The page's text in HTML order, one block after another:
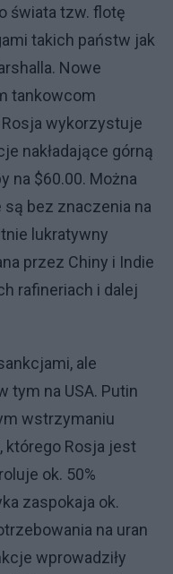
świata tzw. flotę
takich państw jak
Nowe
tankowcom
wykorzystuje
nakładające górną
na $60.00. Można
bez znaczenia na
lukratywny
przez Chiny i Indie
rafineriach i dalej
ale
tym na USA. Putin
wstrzymaniu
którego Rosja jest
ok. 50%
zaspokaja ok.
na uran
wprowadziły